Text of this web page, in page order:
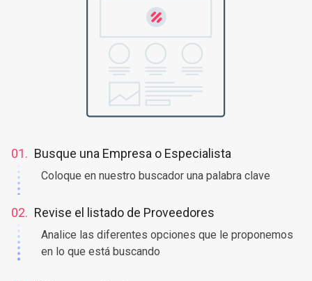
01. Busque una Empresa o Especialista
Coloque en nuestro buscador una palabra clave
02. Revise el listado de Proveedores
Analice las diferentes opciones que le proponemos
en lo que está buscando